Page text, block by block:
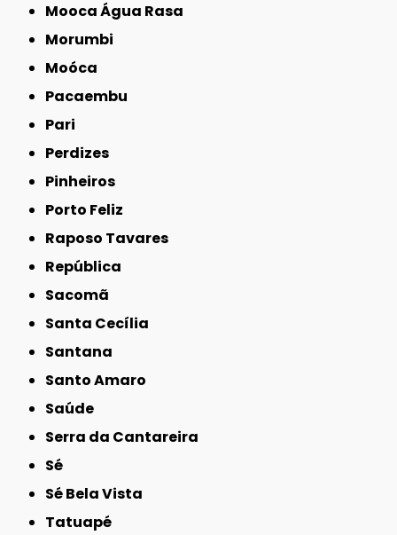
Mooca Água Rasa
Morumbi
Moóca
Pacaembu
Pari
Perdizes
Pinheiros
Porto Feliz
Raposo Tavares
República
Sacomã
Santa Cecília
Santana
Santo Amaro
Saúde
Serra da Cantareira
Sé
Sé Bela Vista
Tatuapé